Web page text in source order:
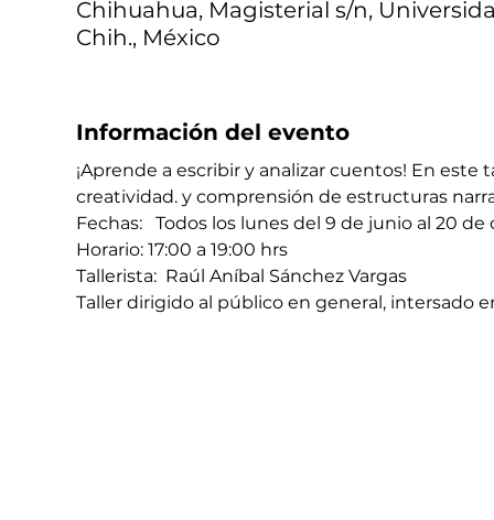
Chihuahua, Magisterial s/n,
Chih., México
Información del evento
¡Aprende a escribir y analizar cuentos! En
creatividad. y comprensión de estructuras
Fechas:   Todos los lunes del 9 de junio al 20
Horario: 17:00 a 19:00 hrs
Tallerista:  Raúl Aníbal Sánchez Vargas
Taller dirigido al público en general, intersado